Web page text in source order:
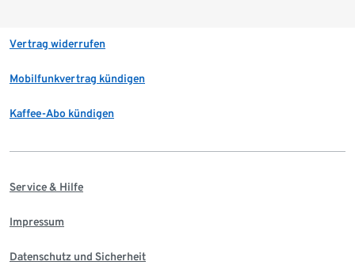
Vertrag widerrufen
Mobilfunkvertrag kündigen
Kaffee-Abo kündigen
Service & Hilfe
Impressum
Datenschutz und Sicherheit